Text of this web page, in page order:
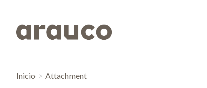
Inicio Attachment